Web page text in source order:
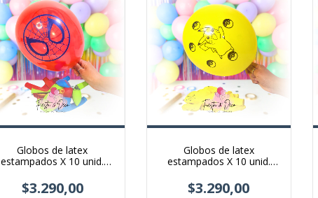
Globos de latex
estampados X 10 unid.
$3.290,00
Globos de latex
estampados X 10 unid.
$3.290,00